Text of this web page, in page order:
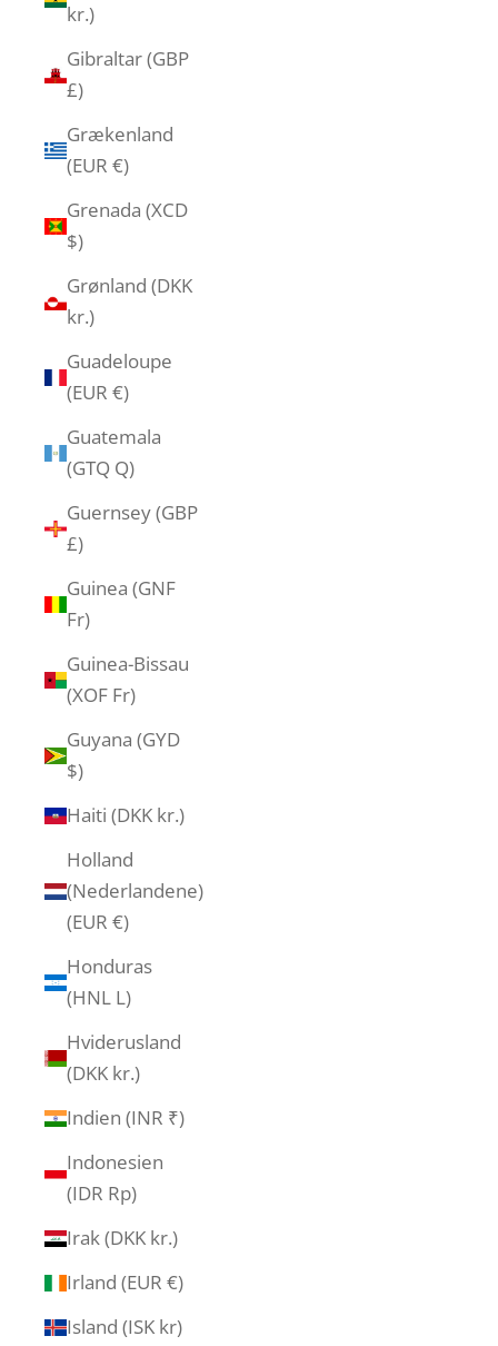
kr.)
Gibraltar (GBP
£)
Grækenland
(EUR €)
Grenada (XCD
$)
Grønland (DKK
kr.)
Guadeloupe
(EUR €)
Guatemala
(GTQ Q)
Guernsey (GBP
£)
Guinea (GNF
Fr)
Guinea-Bissau
(XOF Fr)
Guyana (GYD
$)
Haiti (DKK kr.)
Holland
(Nederlandene)
(EUR €)
Honduras
(HNL L)
Hviderusland
(DKK kr.)
Indien (INR ₹)
Indonesien
(IDR Rp)
Irak (DKK kr.)
Irland (EUR €)
Island (ISK kr)